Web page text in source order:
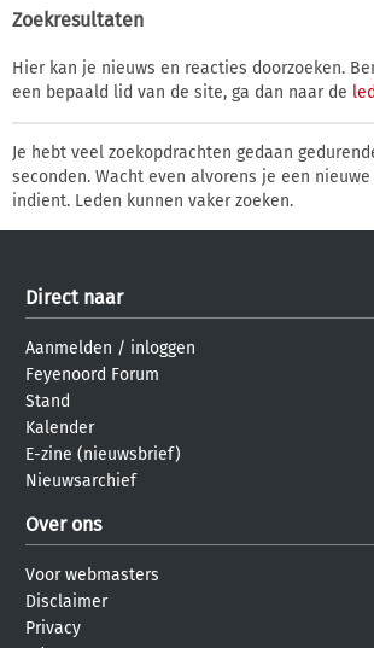
Zoekresultaten
Hier kan je nieuws en reacties doorzoeken.
een bepaald lid van de site, ga dan naar de
Je hebt veel zoekopdrachten gedaan
seconden. Wacht even alvorens je een
indient. Leden kunnen vaker zoeken.
Direct naar
Aanmelden / inloggen
Feyenoord Forum
Stand
Kalender
E-zine (nieuwsbrief)
Nieuwsarchief
Over ons
Voor webmasters
Disclaimer
Privacy